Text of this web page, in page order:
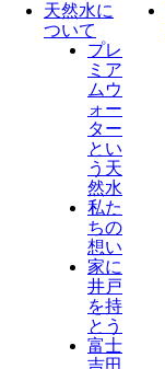
天然水に
ついて
プレ
ミア
ムウ
ォー
ター
とい
う天
然水
私た
ちの
想い
家に
井戸
を持
とう
富士